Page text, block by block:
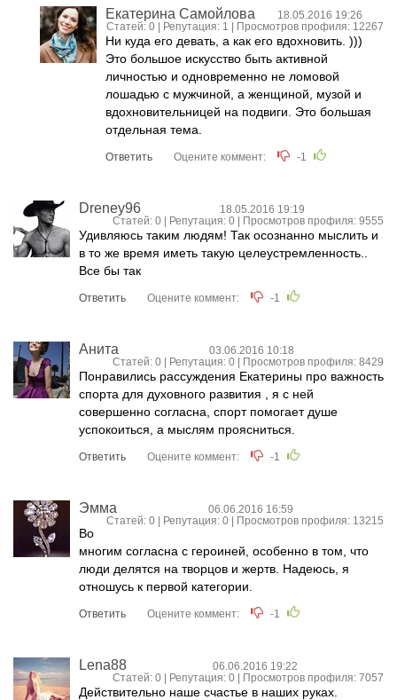
Екатерина Самойлова
18.05.2016 19:26
Статей: 0 | Репутация: 1 | Просмотров профиля: 12267
Ни куда его девать, а как его вдохновить. )))
Это большое искусство быть активной
личностью и одновременно не ломовой
лошадью с мужчиной, а женщиной, музой и
вдохновительницей на подвиги. Это большая
отдельная тема.
Ответить Оцените коммент: -1
Dreney96
18.05.2016 19:19
Статей: 0 | Репутация: 0 | Просмотров профиля: 9555
Удивляюсь таким людям! Так осознанно мыслить и
в то же время иметь такую целеустремленность..
Все бы так
Ответить Оцените коммент: -1
Анита
03.06.2016 10:18
Статей: 0 | Репутация: 0 | Просмотров профиля: 8429
Понравились рассуждения Екатерины про важность
спорта для духовного развития , я с ней
совершенно согласна, спорт помогает душе
успокоиться, а мыслям проясниться.
Ответить Оцените коммент: -1
Эмма
06.06.2016 16:59
Статей: 0 | Репутация: 0 | Просмотров профиля: 13215
Во
многим согласна с героиней, особенно в том, что
люди делятся на творцов и жертв. Надеюсь, я
отношусь к первой категории.
Ответить Оцените коммент: -1
Lena88
06.06.2016 19:22
Статей: 0 | Репутация: 0 | Просмотров профиля: 7057
Действительно наше счастье в наших руках.